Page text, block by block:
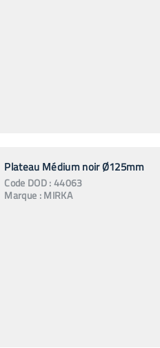
Plateau Médium noir Ø125mm
Code DOD:44063
Marque :MIRKA